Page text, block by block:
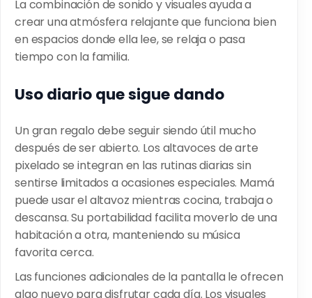
La combinación de sonido y visuales ayuda a
crear una atmósfera relajante que funciona bien
en espacios donde ella lee, se relaja o pasa
tiempo con la familia.
Uso diario que sigue dando
Un gran regalo debe seguir siendo útil mucho
después de ser abierto. Los altavoces de arte
pixelado se integran en las rutinas diarias sin
sentirse limitados a ocasiones especiales. Mamá
puede usar el altavoz mientras cocina, trabaja o
descansa. Su portabilidad facilita moverlo de una
habitación a otra, manteniendo su música
favorita cerca.
Las funciones adicionales de la pantalla le ofrecen
algo nuevo para disfrutar cada día. Los visuales